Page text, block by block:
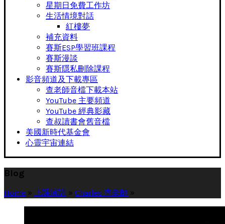
星期日免費工作坊
生活情境對話
紅樓夢
補充資料
賽斯ESP學習班課程
賽斯漫談
賽斯隱私刪除課程
影音頻道及下載專區
查老師音檔下載本站
YouTube 主要頻道
YouTube 經典影藏
查叔讀書會舊音檔
美國新時代基金會
心靈宇宙連結
Blog
Home » 上課演講 » Charles 查老師 »